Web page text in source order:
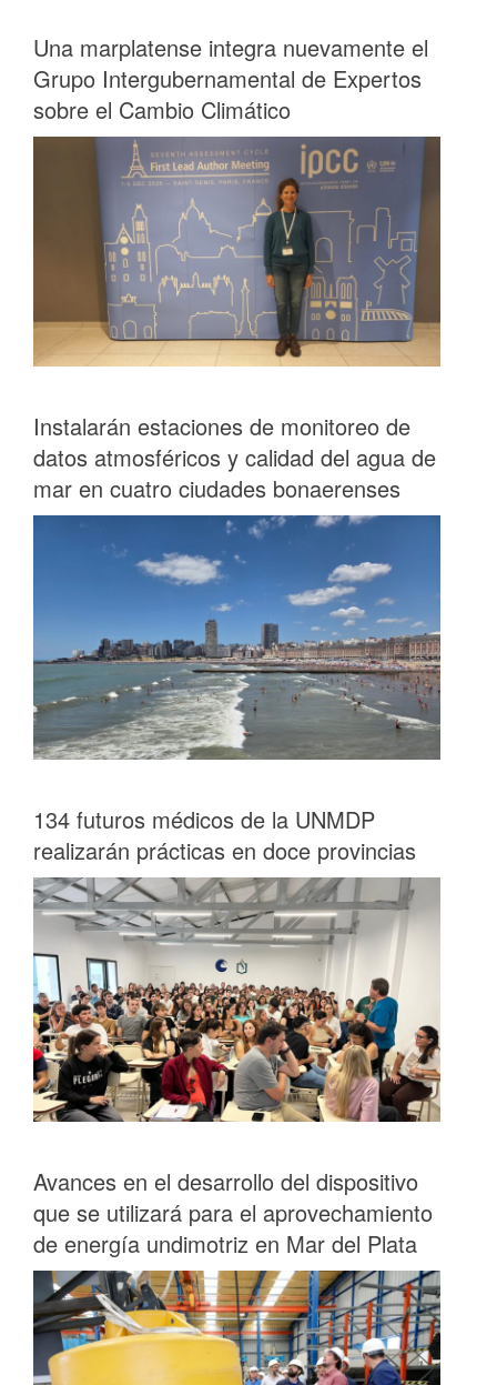
Una marplatense integra nuevamente el
Grupo Intergubernamental de Expertos
sobre el Cambio Climático
Instalarán estaciones de monitoreo de
datos atmosféricos y calidad del agua de
mar en cuatro ciudades bonaerenses
134 futuros médicos de la UNMDP
realizarán prácticas en doce provincias
Avances en el desarrollo del dispositivo
que se utilizará para el aprovechamiento
de energía undimotriz en Mar del Plata